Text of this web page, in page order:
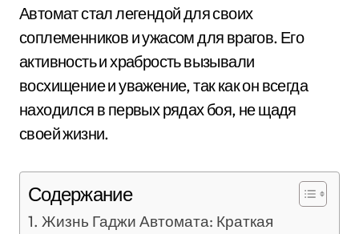
Автомат стал легендой для своих
соплеменников и ужасом для врагов. Его
активность и храбрость вызывали
восхищение и уважение, так как он всегда
находился в первых рядах боя, не щадя
своей жизни.
Содержание
Жизнь Гаджи Автомата: Краткая